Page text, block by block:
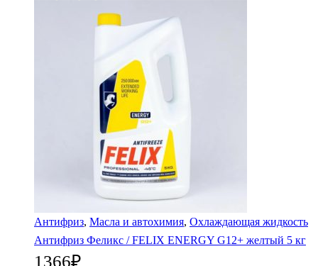
Антифриз, Масла и автохимия, Охлаждающая жидкость
Антифриз Феликс / FELIX ENERGY G12+ желтый 5 кг
1366₽